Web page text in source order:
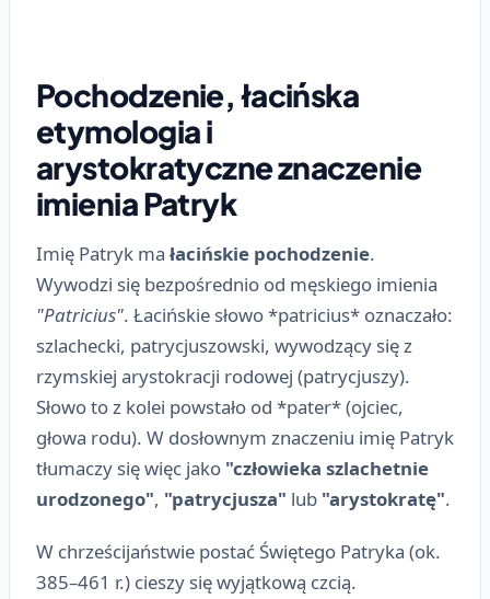
Pochodzenie, łacińska
etymologia i
arystokratyczne znaczenie
imienia Patryk
Imię Patryk ma łacińskie pochodzenie.
Wywodzi się bezpośrednio od męskiego imienia
"Patricius". Łacińskie słowo *patricius* oznaczało:
szlachecki, patrycjuszowski, wywodzący się z
rzymskiej arystokracji rodowej (patrycjuszy).
Słowo to z kolei powstało od *pater* (ojciec,
głowa rodu). W dosłownym znaczeniu imię Patryk
tłumaczy się więc jako "człowieka szlachetnie
urodzonego", "patrycjusza" lub "arystokratę".
W chrześcijaństwie postać Świętego Patryka (ok.
385–461 r.) cieszy się wyjątkową czcią.